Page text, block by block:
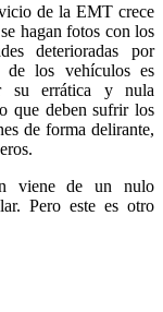
de la EMT crece
hagan fotos con los
deterioradas por
de los vehículos es
su errática y nula
que deben sufrir los
de forma delirante,
viene de un nulo
Pero este es otro